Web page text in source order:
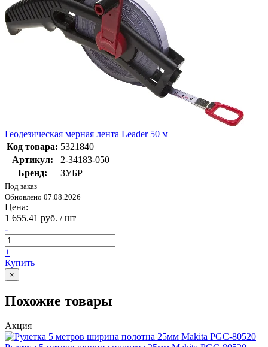
Геодезическая мерная лента Leader 50 м
Код товара: 5321840
Артикул:
2-34183-050
Бренд:
ЗУБР
Под заказ
Обновлено 07.08.2026
Цена:
1 655.41 руб. / шт
-
+
Купить
×
Похожие товары
Акция